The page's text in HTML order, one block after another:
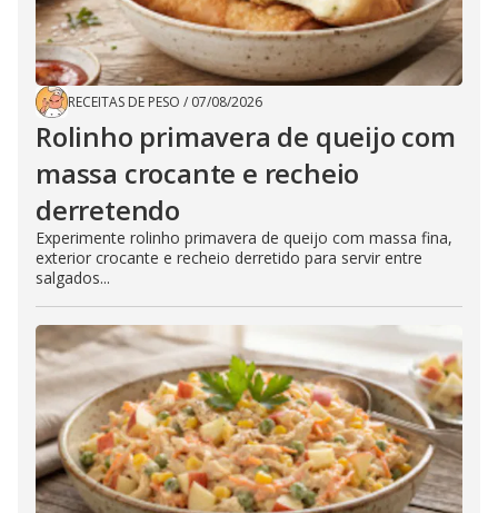
RECEITAS DE PESO / 07/08/2026
Rolinho primavera de queijo com
massa crocante e recheio
derretendo
Experimente rolinho primavera de queijo com massa fina,
exterior crocante e recheio derretido para servir entre
salgados...